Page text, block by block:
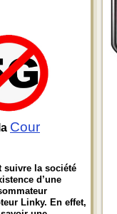
Cour
suivre la société
d’une
Linky. En effet,